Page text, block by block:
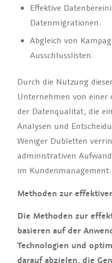
Effektive
Datenmigrationen.
Abgleich von
Ausschlusslisten.
Durch die Nutzung
Unternehmen von einer
der Datenqualität, die
Analysen und
Weniger Dubletten
administrativen
im Kundenmanagement.
Methoden zur
Die Methoden zur
basieren auf der
Technologien und
darauf abzielen, die